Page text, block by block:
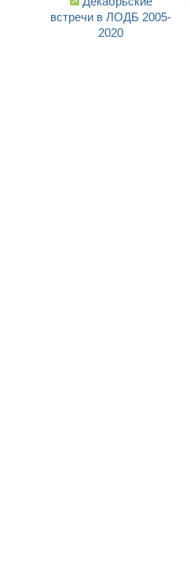
встречи в ЛОДБ 2005-
2020